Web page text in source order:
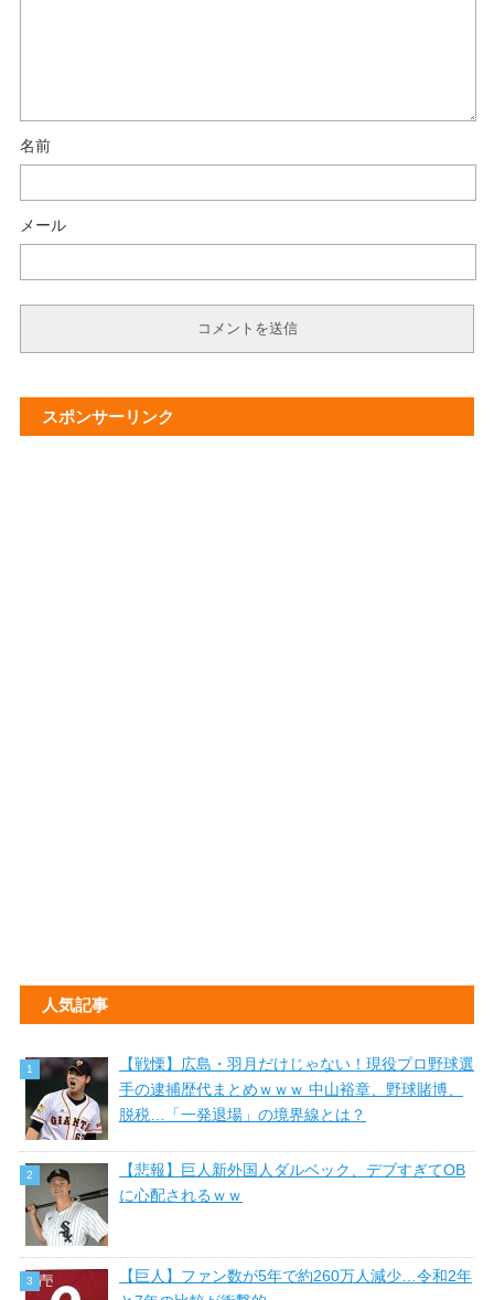
名前
メール
スポンサーリンク
人気記事
【戦慄】広島・羽月だけじゃない！現役プロ野球選
手の逮捕歴代まとめｗｗｗ 中山裕章、野球賭博、
脱税…「一発退場」の境界線とは？
【悲報】巨人新外国人ダルベック、デブすぎてOB
に心配されるｗｗ
【巨人】ファン数が5年で約260万人減少…令和2年